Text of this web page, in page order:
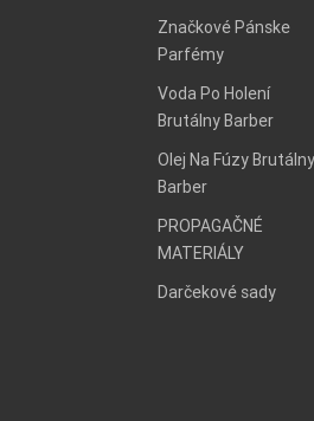
Značkové Pánske
Parfémy
Voda Po Holení
Brutálny Barber
Olej Na Fúzy Brutálny
Barber
PROPAGAČNÉ
MATERIÁLY
Darčekové sady